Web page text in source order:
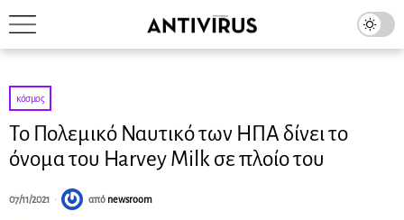
κόσμος
Το Πολεμικό Ναυτικό των ΗΠΑ δίνει το
όνομα του Harvey Milk σε πλοίο του
07/11/2021 από newsroom